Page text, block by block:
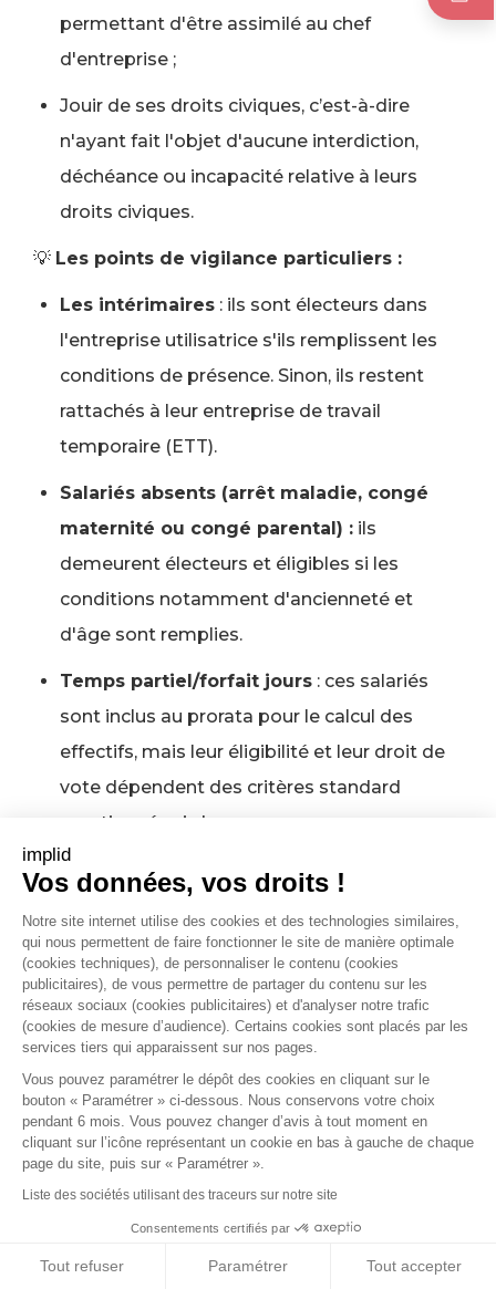
permettant d'être assimilé au chef
d'entreprise ;
Jouir de ses droits civiques, c’est-à-dire
n'ayant fait l'objet d'aucune interdiction,
déchéance ou incapacité relative à leurs
droits civiques.
💡 Les points de vigilance particuliers :
Les intérimaires : ils sont électeurs dans
l'entreprise utilisatrice s'ils remplissent les
conditions de présence. Sinon, ils restent
rattachés à leur entreprise de travail
temporaire (ETT).
Salariés absents (arrêt maladie, congé
maternité ou congé parental) : ils
demeurent électeurs et éligibles si les
conditions notamment d'ancienneté et
d'âge sont remplies.
Temps partiel/forfait jours : ces salariés
sont inclus au prorata pour le calcul des
effectifs, mais leur éligibilité et leur droit de
vote dépendent des critères standard
mentionnés ci-dessus.
Etape 5 : Organiser le 1er tour du
scrutin (Jour J)
Le premier tour est obligatoirementréservé
aux listes présentées par les organisations
syndicales.Les candidatures libres ne sont pas
autorisées à ce stade.
Deux scénarios possibles :
Scénario 1 - Le quorum est atteint
implid
Vos données, vos droits !
Notre site internet utilise des cookies et des technologies similaires,
qui nous permettent de faire fonctionner le site de manière optimale
(cookies techniques), de personnaliser le contenu (cookies
publicitaires), de vous permettre de partager du contenu sur les
réseaux sociaux (cookies publicitaires) et d'analyser notre trafic
(cookies de mesure d’audience). Certains cookies sont placés par les
services tiers qui apparaissent sur nos pages.
Vous pouvez paramétrer le dépôt des cookies en cliquant sur le
bouton « Paramétrer » ci-dessous. Nous conservons votre choix
pendant 6 mois. Vous pouvez changer d’avis à tout moment en
cliquant sur l’icône représentant un cookie en bas à gauche de chaque
page du site, puis sur « Paramétrer ».
Liste des sociétés utilisant des traceurs sur notre site
Consentements certifiés par
Tout refuser Paramétrer Tout accepter